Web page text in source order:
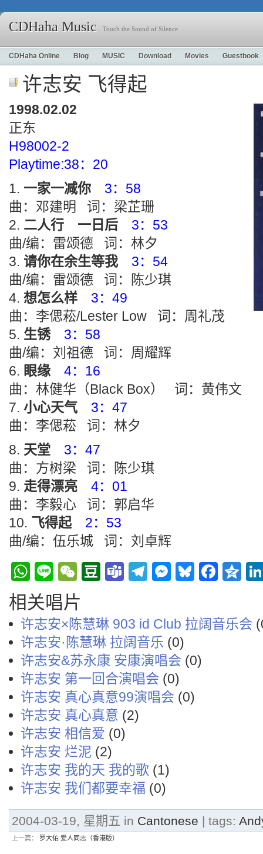
CDHaha Music Touch the Sound of Silence
CDHaha Online Blog MUSIC Download Movies Guestbook
许志安 飞得起
1998.02.02
正东
H98002-2
Playtime:38：20
一家一减你
3：58
曲：邓建明 词：梁芷珊
二人行 一日后
3：53
曲/编：雷颂德 词：林夕
请你在余生等我
3：54
曲/编：雷颂德 词：陈少琪
想怎么样
3：49
曲：李偲菘/Lester Low 词：周礼茂
生锈
3：58
曲/编：刘祖德 词：周耀辉
眼缘
4：16
曲：林健华（Black Box） 词：黄伟文
小心天气
3：47
曲：李偲菘 词：林夕
天堂
3：47
曲：方树梁 词：陈少琪
走得漂亮
4：01
曲：李毅心 词：郭启华
飞得起
2：53
曲/编：伍乐城 词：刘卓辉
WhatsApp
LineWeChat
Douban
TeamsTelegramBluesky
相关唱片
许志安×陈慧琳 903 id Club 拉阔音乐会
许志安·陈慧琳 拉阔音乐 (0)
许志安&苏永康 安康演唱会 (0)
许志安 第一回合演唱会 (0)
许志安 真心真意99演唱会 (0)
许志安 真心真意 (2)
许志安 相信爱 (0)
许志安 烂泥 (2)
许志安 我的天 我的歌 (1)
许志安 我们都要幸福 (0)
2004-03-19, 星期五 in Cantonese | tags:
上一篇： 罗大佑 爱人同志（香港版）